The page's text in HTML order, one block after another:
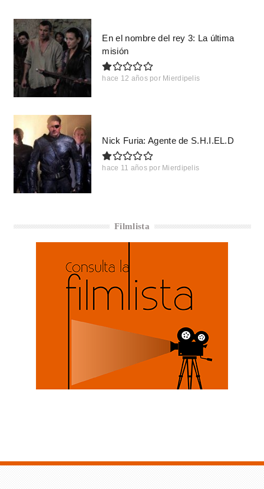
En el nombre del rey 3: La última
misión
hace 12 años por Mierdipelis
Nick Furia: Agente de S.H.I.EL.D
hace 11 años por Mierdipelis
Filmlista